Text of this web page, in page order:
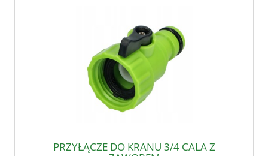
PRZYŁĄCZE DO KRANU 3/4 CALA Z